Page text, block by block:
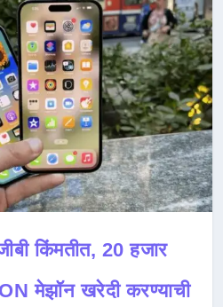
किंमतीत, 20 हजार
मेझॉन खरेदी करण्याची